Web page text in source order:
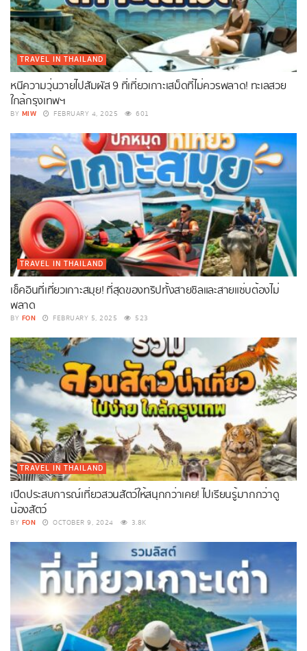
TRAVEL IN THAILAND
หนีความวุ่นวายไปสัมผัส 9 ที่เที่ยวเกาะเสม็ดที่ไม่ควรพลาด! ทะเลสวย
ใกล้กรุงเทพฯ
BY MIW FEBRUARY 4, 2025 601
TRAVEL IN THAILAND
เช็คอินที่เที่ยวเกาะสมุย! ที่สุดของทริปทั้งสายชิลและสายแซ่บต้องไม่
พลาด
BY FON FEBRUARY 5, 2025 523
TRAVEL IN THAILAND
เปิดประสบการณ์เที่ยวสวนสัตว์ให้สนุกกว่าเคย! ไปเรียนรู้มากกว่าดู
น้องสัตว์
BY FON OCTOBER 9, 2024 3.8K